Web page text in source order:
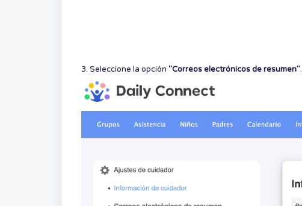
3. Seleccione la opción "Correos electrónicos de resumen".